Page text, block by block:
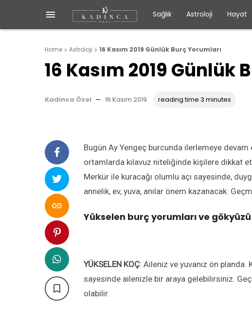
 Sağlık Astroloji Hayat
Home  Astroloji  16 Kasım 2019 Günlük Burç Yorumları
16 Kasım 2019 Günlük
Kadinca Özel — 16 Kasım 2019 reading time 3 minutes


Bugün Ay Yengeç burcunda ilerlemeye devam
ortamlarda kılavuz niteliğinde kişilere dikkat
Merkür ile kuracağı olumlu açı sayesinde,
annelik, ev, yuva, anılar önem kazanacak.
Yükselen burç yorumları ve
YÜKSELEN KOÇ: Aileniz ve yuvanız ön
sayesinde ailenizle bir araya gelebilirsiniz.
olabilir.